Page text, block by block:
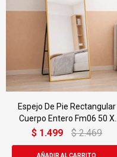
Letrero Neon Cuadro Led
Consola Retro Gamer Usb
$ 1.599 $ 2.499